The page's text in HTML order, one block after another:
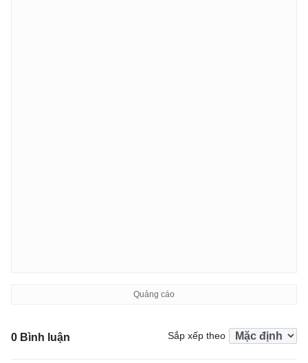
0 Bình luận Sắp xếp theo